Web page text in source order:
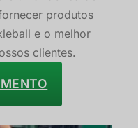
produtos
e o melhor
clientes.